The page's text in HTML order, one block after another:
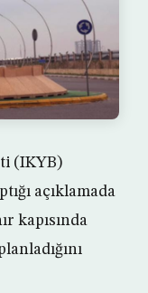
(IKYB)
açıklamada
kapısında